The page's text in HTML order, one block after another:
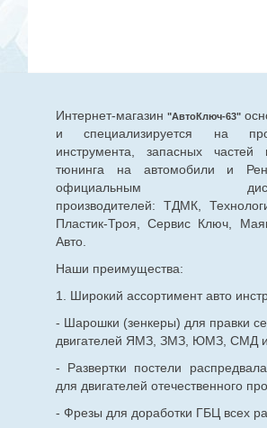
Интернет-магазин "АвтоКлюч-63"
и специализируется на
инструмента, запасных частей
тюнинга на автомобили и
официальным
производителей: ТДМК,
Пластик-Троя, Сервис Ключ,
Авто.
Наши преимущества:
1. Широкий ассортимент авто
- Шарошки (зенкеры) для правки
двигателей ЯМЗ, ЗМЗ, ЮМЗ, СМД и
- Развертки постели
для двигателей отечественного
- Фрезы для доработки ГБЦ всех